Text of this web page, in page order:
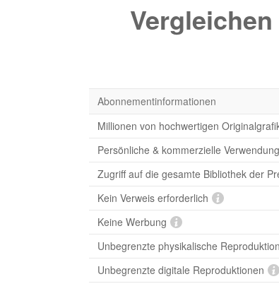
Abonnementinformationen
Millionen von hochwertigen
Persönliche & kommerzielle Verwendung
Zugriff auf die gesamte Bibliothek der
Kein Verweis erforderlich
Keine Werbung
Unbegrenzte physikalische
Unbegrenzte digitale Reproduktionen